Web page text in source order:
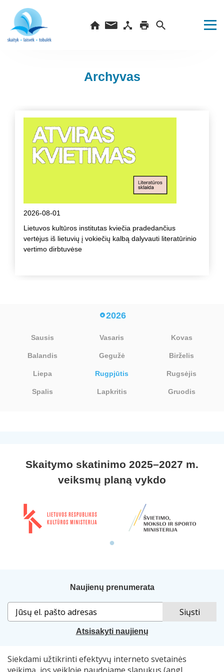
Siekdami užtikrinti efektyvų interneto svetainės
Archyvas
2026-08-01
Lietuvos kultūros institutas kviečia pradedančius
vertėjus iš lietuvių į vokiečių kalbą dalyvauti literatūrinio
vertimo dirbtuvėse
2026
Sausis Vasaris Kovas
Balandis Gegužė Birželis
Liepa Rugpjūtis Rugsėjis
Spalis Lapkritis Gruodis
Skaitymo skatinimo 2025–2027 m.
veiksmų planą vykdo
Naujienų prenumerata
Atsisakyti naujienų
Sprendimas: „Idamas“ . Naudojama „Smart Web“ sistema.